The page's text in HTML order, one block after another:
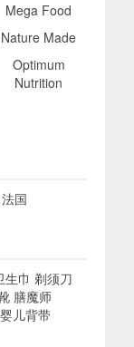
Mega Food
Nature Made
Optimum
Nutrition
法国
生巾 剃须刀
膳魔师
婴儿背带